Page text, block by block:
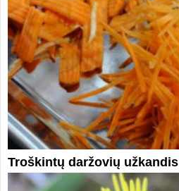
Troškintų daržovių užkandis